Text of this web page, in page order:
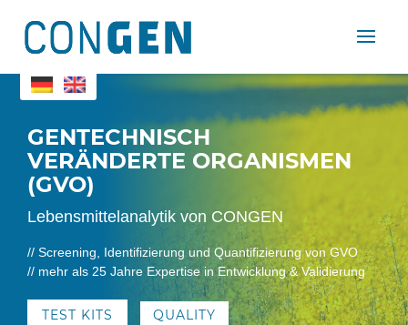
GENTECHNISCH
VERÄNDERTE ORGANISMEN
(GVO)
Lebensmittelanalytik von CONGEN
// Screening, Identifizierung und Quantifizierung von GVO
// mehr als 25 Jahre Expertise in Entwicklung & Validierung
TEST KITS QUALITY